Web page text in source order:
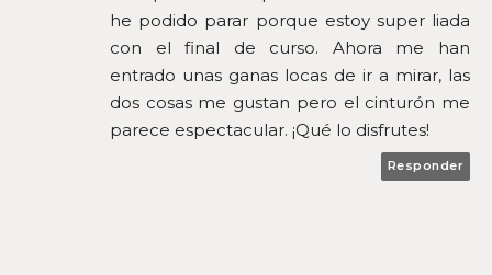
he podido parar porque estoy super liada
con el final de curso. Ahora me han
entrado unas ganas locas de ir a mirar, las
dos cosas me gustan pero el cinturón me
parece espectacular. ¡Qué lo disfrutes!
Responder